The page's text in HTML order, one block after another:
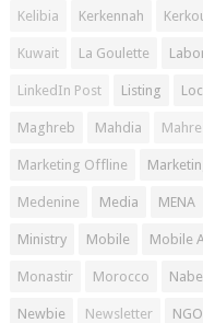
Kelibia Kerkennah
Kuwait La Goulette
LinkedIn Post Listing
Maghreb Mahdia
Marketing Offline
Medenine Media MENA
Ministry Mobile Mobile
Monastir Morocco
Newbie Newsletter NGO